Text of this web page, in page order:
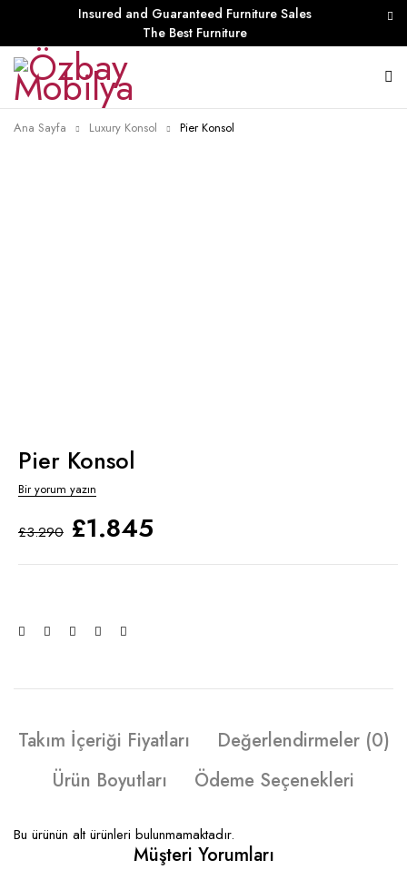
Insured and Guaranteed Furniture Sales
The Best Furniture
Ana Sayfa Luxury Konsol Pier Konsol
Pier Konsol
Bir yorum yazın
£3.290 £1.845
Takım İçeriği Fiyatları
Değerlendirmeler (0)
Ürün Boyutları
Ödeme Seçenekleri
Bu ürünün alt ürünleri bulunmamaktadır.
Müşteri Yorumları